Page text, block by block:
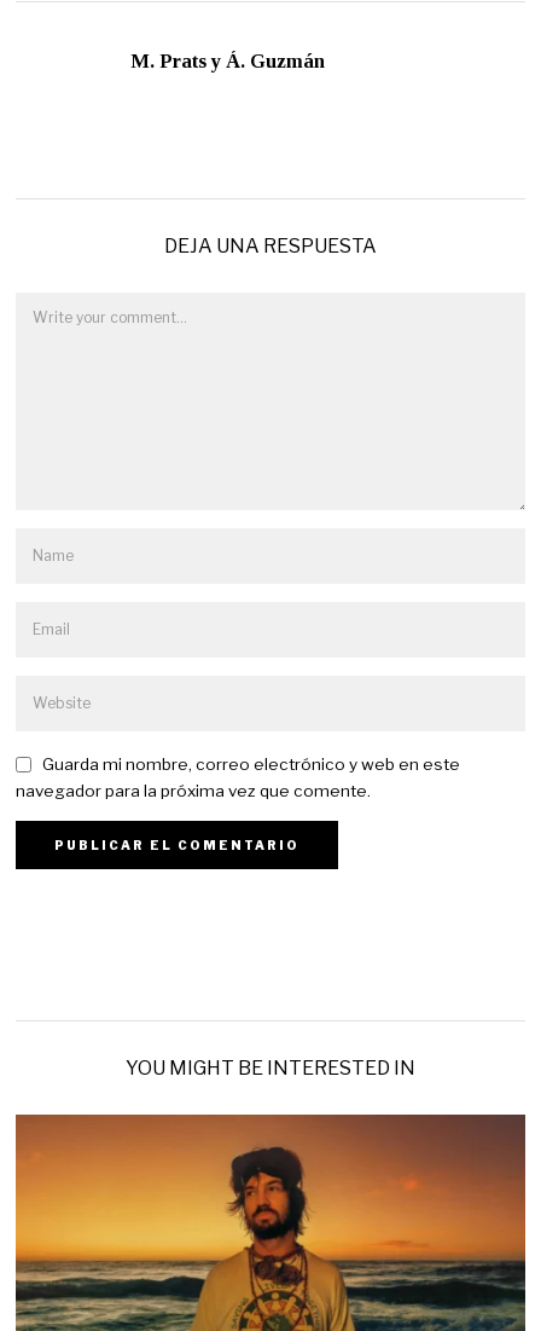
M. Prats y Á. Guzmán
DEJA UNA RESPUESTA
Guarda mi nombre, correo electrónico y web en este
navegador para la próxima vez que comente.
YOU MIGHT BE INTERESTED IN